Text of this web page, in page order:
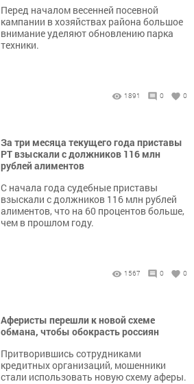
Перед началом весенней посевной
кампании в хозяйствах района большое
внимание уделяют обновлению парка
техники.
1891 0 0
За три месяца текущего года приставы
РТ взыскали с должников 116 млн
рублей алиментов
С начала года судебные приставы
взыскали с должников 116 млн рублей
алиментов, что на 60 процентов больше,
чем в прошлом году.
1567 0 0
Аферисты перешли к новой схеме
обмана, чтобы обокрасть россиян
Притворившись сотрудниками
кредитных организаций, ​​​​​​мошенники
стали использовать новую схему аферы.